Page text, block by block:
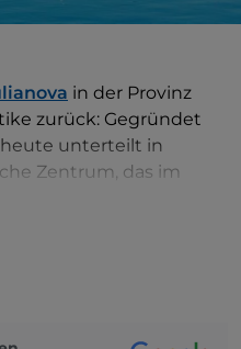
in der Provinz
zurück: Gegründet
heute unterteilt in
Zentrum, das im